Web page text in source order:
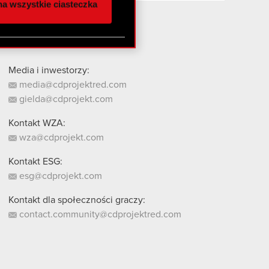
innymi danymi
z naszej witryny,
wszystkie ciasteczka
Media i inwestorzy:
media@cdprojektred.com
gielda@cdprojekt.com
Kontakt WZA:
wza@cdprojekt.com
Kontakt ESG:
esg@cdprojekt.com
Kontakt dla społeczności graczy:
contact.community@cdprojektred.com